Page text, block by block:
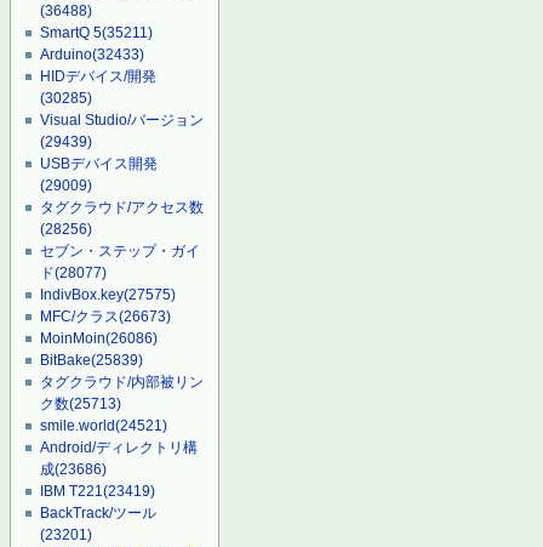
(36488)
SmartQ 5(35211)
Arduino(32433)
HIDデバイス/開発
(30285)
Visual Studio/バージョン
(29439)
USBデバイス開発
(29009)
タグクラウド/アクセス数
(28256)
セブン・ステップ・ガイ
ド(28077)
IndivBox.key(27575)
MFC/クラス(26673)
MoinMoin(26086)
BitBake(25839)
タグクラウド/内部被リン
ク数(25713)
smile.world(24521)
Android/ディレクトリ構
成(23686)
IBM T221(23419)
BackTrack/ツール
(23201)